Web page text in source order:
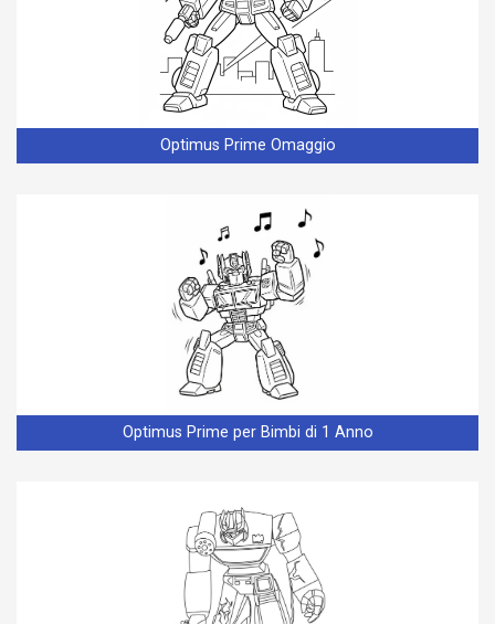
Optimus Prime Omaggio
Optimus Prime per Bimbi di 1 Anno